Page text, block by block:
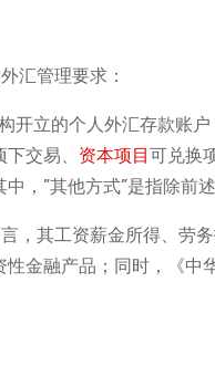
汇管理要求：
开立的个人外汇存款账
交易、 资本项目可兑换
，”其他方式”是指除前
，其工资薪金所得、
金融产品；同时，《